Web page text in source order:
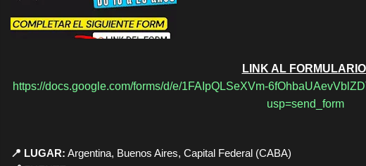
LINK AL
https://docs.google.com/forms/d/e/1FAIpQLSeXVm-
usp=send_form
📍 LUGAR: Argentina, Buenos Aires, Capital Federal (CABA)